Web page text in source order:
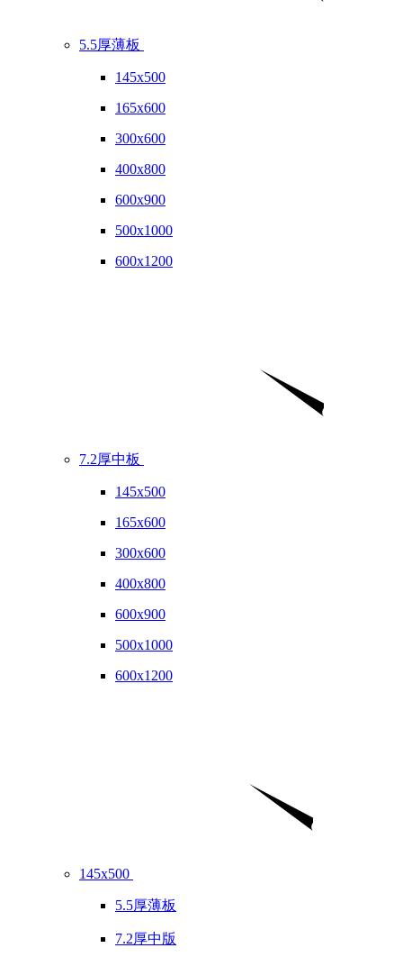
5.5厚薄板
145x500
165x600
300x600
400x800
600x900
500x1000
600x1200
7.2厚中板
145x500
165x600
300x600
400x800
600x900
500x1000
600x1200
145x500
5.5厚薄板
7.2厚中版